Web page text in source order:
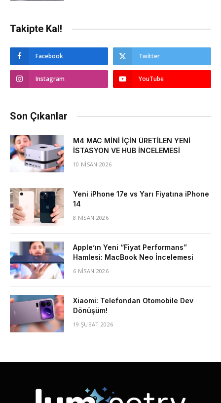
Takipte Kal!
Facebook Twitter
Instagram YouTube
Son Çıkanlar
M4 MAC MİNİ İÇİN ÜRETİLEN YENİ
İSTASYON VE HUB İNCELEMESİ
10 NISAN 2026
Yeni iPhone 17e vs Yarı Fiyatına iPhone
14
8 NISAN 2026
Apple’ın Yeni “Fiyat Performans”
Hamlesi: MacBook Neo İncelemesi
6 NISAN 2026
Xiaomi: Telefondan Otomobile Dev
Dönüşüm!
19 ŞUBAT 2026